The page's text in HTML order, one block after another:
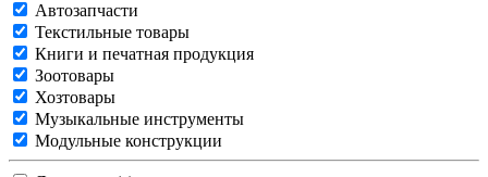
Автозапчасти
Текстильные товары
Книги и печатная продукция
Зоотовары
Хозтовары
Музыкальные инструменты
Модульные конструкции